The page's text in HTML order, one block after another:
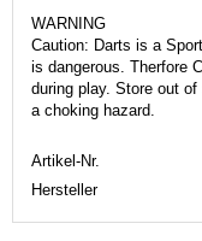
WARNING
Caution: Darts is a
is dangerous. Therfore
during play. Store out
a choking hazard.
Artikel-Nr.
Hersteller